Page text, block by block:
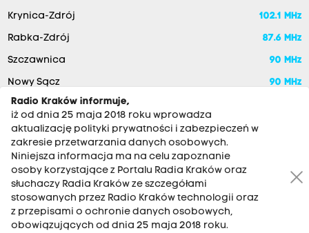
Krynica-Zdrój 102.1 MHz
Rabka-Zdrój 87.6 MHz
Szczawnica 90 MHz
Nowy Sącz 90 MHz
RADIO KRAKÓW SA. Aleja Juliusza Słowackiego 22, 30-007
Kraków
Radio Kraków informuje,
iż od dnia 25 maja 2018 roku wprowadza
aktualizację polityki prywatności i zabezpieczeń w
zakresie przetwarzania danych osobowych.
Niniejsza informacja ma na celu zapoznanie
osoby korzystające z Portalu Radia Kraków oraz
słuchaczy Radia Kraków ze szczegółami
stosowanych przez Radio Kraków technologii oraz
z przepisami o ochronie danych osobowych,
obowiązujących od dnia 25 maja 2018 roku.